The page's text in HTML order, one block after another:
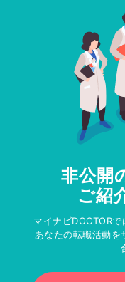
非公開
ご紹
マイナビDOCTOR
あなたの転職活動を